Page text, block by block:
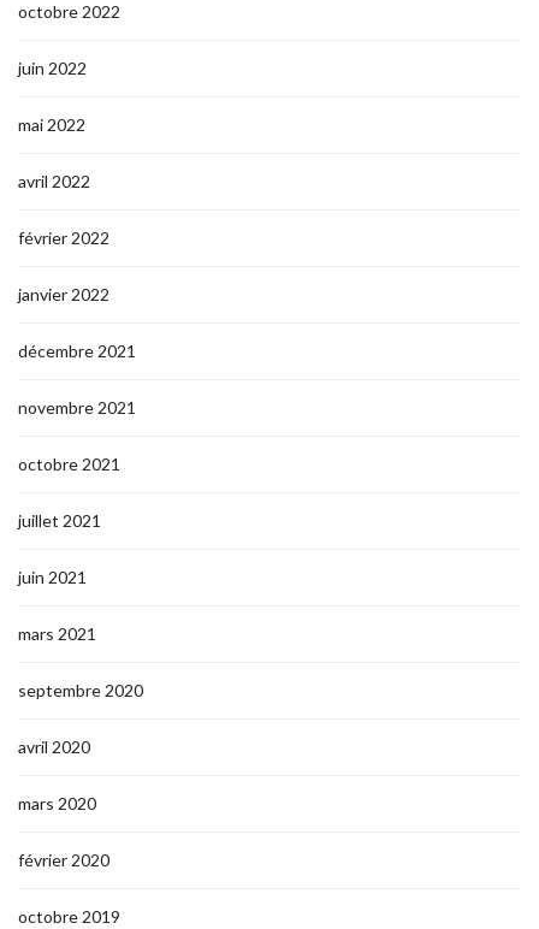
octobre 2022
juin 2022
mai 2022
avril 2022
février 2022
janvier 2022
décembre 2021
novembre 2021
octobre 2021
juillet 2021
juin 2021
mars 2021
septembre 2020
avril 2020
mars 2020
février 2020
octobre 2019